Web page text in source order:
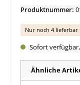
Produktnummer:
Nur noch 4 lieferbar
Sofort
Ähnliche